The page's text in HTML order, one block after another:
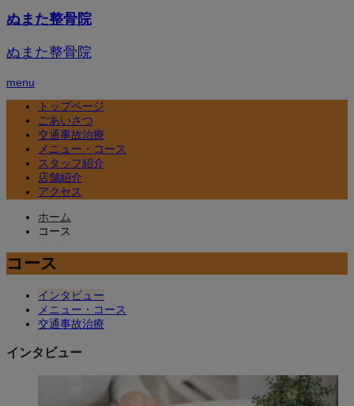
ぬまた整骨院
ぬまた整骨院
menu
トップページ
ごあいさつ
交通事故治療
メニュー・コース
スタッフ紹介
店舗紹介
アクセス
ホーム
コース
コース
インタビュー
メニュー・コース
交通事故治療
インタビュー